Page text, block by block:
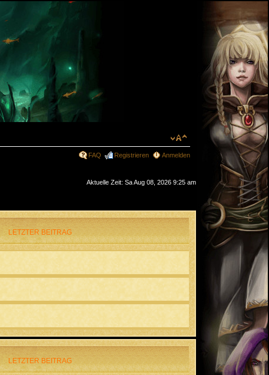
FAQ Registrieren Anmelden
Aktuelle Zeit: Sa Aug 08, 2026 9:25 am
LETZTER BEITRAG
LETZTER BEITRAG